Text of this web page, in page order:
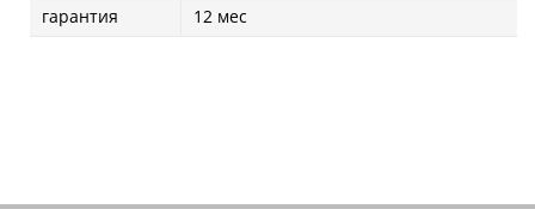
гарантия
12 мес